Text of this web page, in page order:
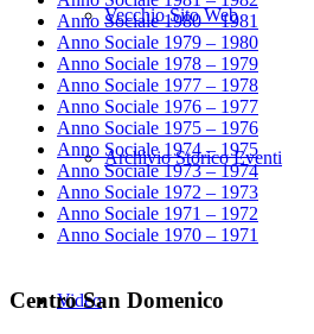
Vecchio Sito Web
Archivio Storico Eventi
Video
Anno Sociale 1980 – 1981
Anno Sociale 1979 – 1980
Anno Sociale 1978 – 1979
Anno Sociale 1977 – 1978
Anno Sociale 1976 – 1977
Anno Sociale 1975 – 1976
Anno Sociale 1974 – 1975
Anno Sociale 1973 – 1974
Anno Sociale 1972 – 1973
Anno Sociale 1971 – 1972
Anno Sociale 1970 – 1971
Centro San Domenico